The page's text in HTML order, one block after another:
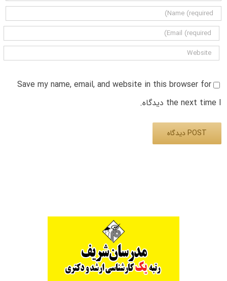
Save my name, email, and website in this browser for
the next time I دیدگاه.